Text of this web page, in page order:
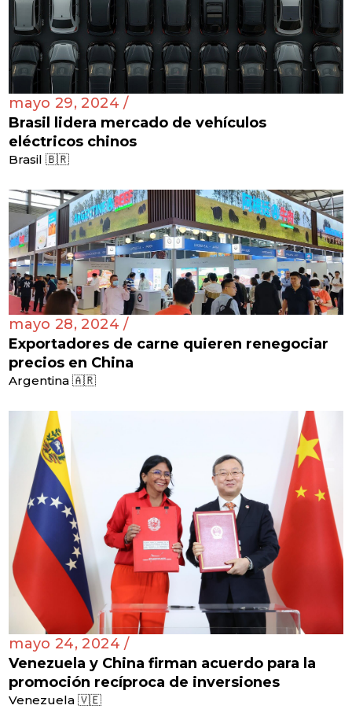
mayo 29, 2024 /
Brasil lidera mercado de vehículos
eléctricos chinos
Brasil 🇧🇷
mayo 28, 2024 /
Exportadores de carne quieren renegociar
precios en China
Argentina 🇦🇷
mayo 24, 2024 /
Venezuela y China firman acuerdo para la
promoción recíproca de inversiones
Venezuela 🇻🇪